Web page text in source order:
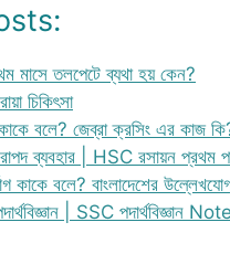
মাসে তলপেটে ব্যথা হয় কেন?
চিকিৎসা
বলে? জেব্রা ক্রসিং এর কাজ
ব্যবহার | HSC রসায়ন
কাকে বলে? বাংলাদেশের
| SSC পদার্থবিজ্ঞান